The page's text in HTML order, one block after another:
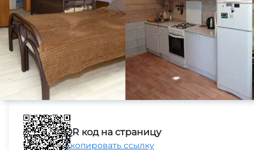
QR код на страницу
Скопировать ссылку